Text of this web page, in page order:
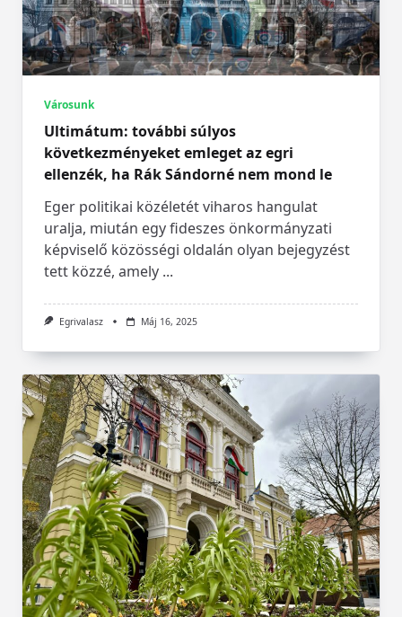
Városunk
Ultimátum: további súlyos
következményeket emleget az egri
ellenzék, ha Rák Sándorné nem mond le
Eger politikai közéletét viharos hangulat
uralja, miután egy fideszes önkormányzati
képviselő közösségi oldalán olyan bejegyzést
tett közzé, amely ...
Egrivalasz Máj 16, 2025